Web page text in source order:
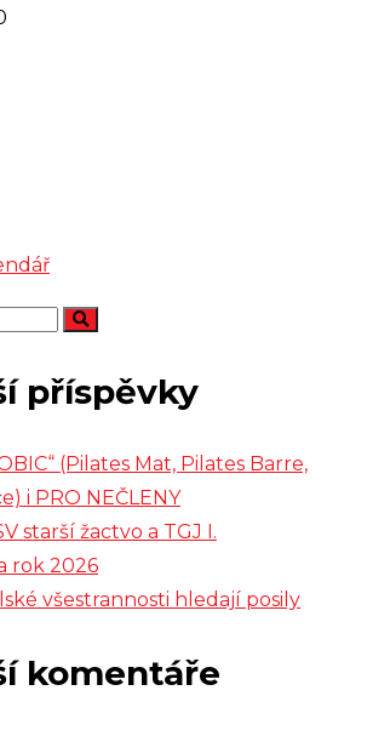
příspěvky
(Pilates Mat, Pilates Barre,
i PRO NEČLENY
starší žactvo a TGJ I.
rok 2026
všestrannosti hledají posily
komentáře